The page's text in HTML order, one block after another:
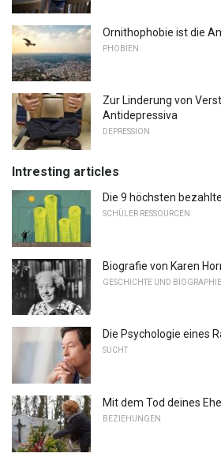
Ornithophobie ist die
PHOBIEN
Zur Linderung von
Antidepressiva
DEPRESSION
Intresting articles
Die 9 höchsten
SCHÜLER RESSOURCEN
Biografie von Karen
GESCHICHTE UND
Die Psychologie eines
SUCHT
Mit dem Tod deines
BEZIEHUNGEN